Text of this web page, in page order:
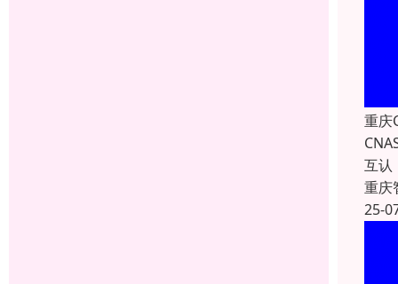
重庆
互认
重庆
25-